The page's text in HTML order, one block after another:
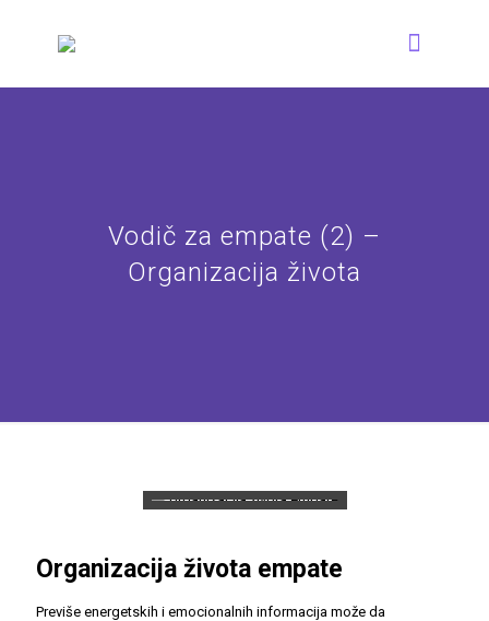
Vodič za empate (2) –
Organizacija života
Organizacija života empate
Previše energetskih i emocionalnih informacija može da